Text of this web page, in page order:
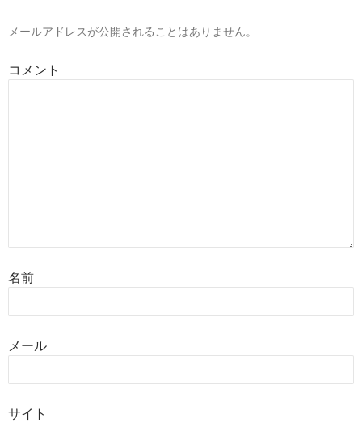
メールアドレスが公開されることはありません。
コメント
名前
メール
サイト